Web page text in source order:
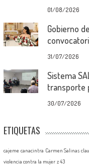
01/08/2026
Gobierno
31/07/2026
Sistema
transporte
30/07/2026
ETIQUETAS
cajeme canacintra Carmen Salinas
violencia contra la mujer z 43